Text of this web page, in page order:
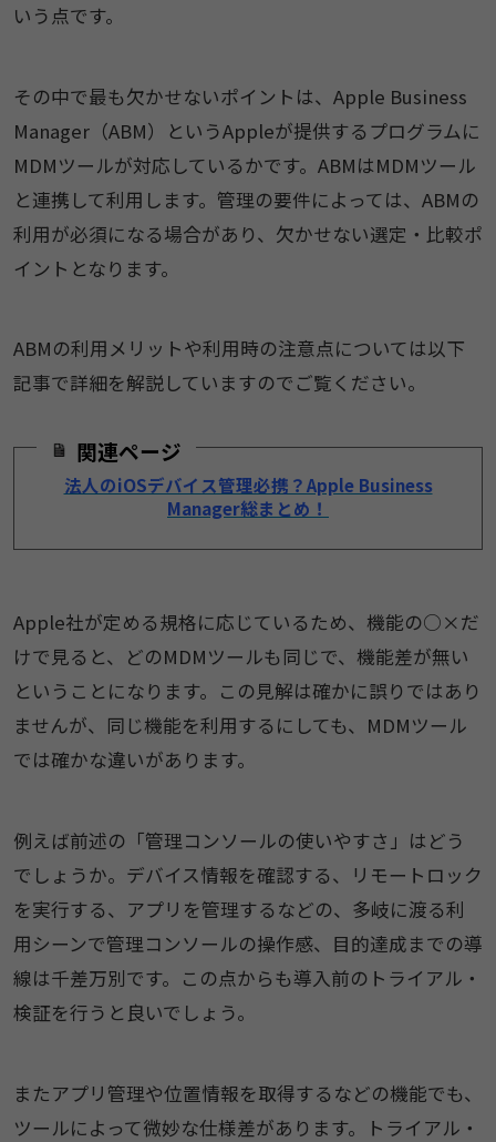
いう点です。
その中で最も欠かせないポイントは、Apple Business
Manager（ABM）というAppleが提供するプログラムに
MDMツールが対応しているかです。ABMはMDMツール
と連携して利用します。管理の要件によっては、ABMの
利用が必須になる場合があり、欠かせない選定・比較ポ
イントとなります。
ABMの利用メリットや利用時の注意点については以下
記事で詳細を解説していますのでご覧ください。
関連ページ
法人のiOSデバイス管理必携？Apple Business
Manager総まとめ！
Apple社が定める規格に応じているため、機能の○×だ
けで見ると、どのMDMツールも同じで、機能差が無い
ということになります。この見解は確かに誤りではあり
ませんが、同じ機能を利用するにしても、MDMツール
では確かな違いがあります。
例えば前述の「管理コンソールの使いやすさ」はどう
でしょうか。デバイス情報を確認する、リモートロック
を実行する、アプリを管理するなどの、多岐に渡る利
用シーンで管理コンソールの操作感、目的達成までの導
線は千差万別です。この点からも導入前のトライアル・
検証を行うと良いでしょう。
またアプリ管理や位置情報を取得するなどの機能でも、
ツールによって微妙な仕様差があります。トライアル・